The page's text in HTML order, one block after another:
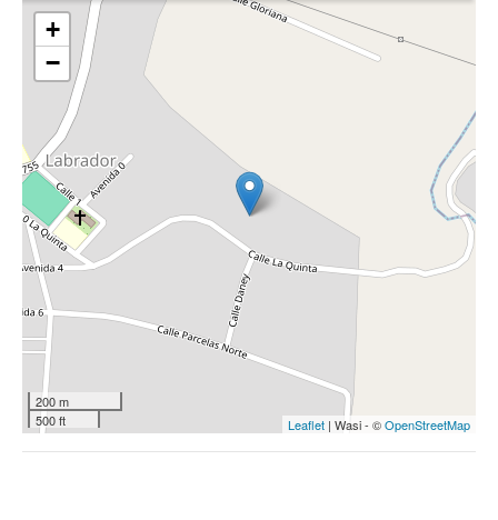
+
−
200 m
500 ft
Leaflet | Wasi - ©OpenStreetMap